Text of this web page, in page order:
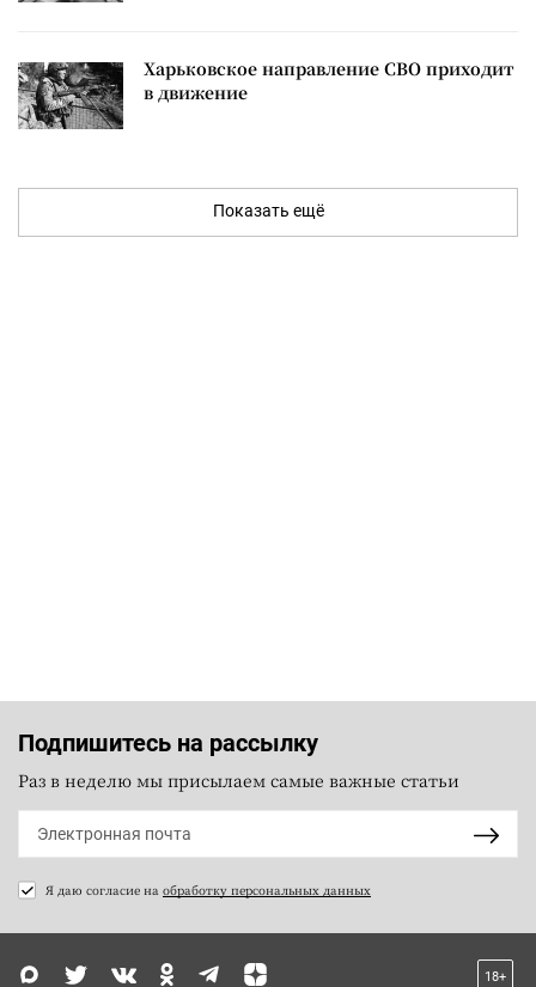
Харьковское направление СВО приходит
в движение
Показать ещё
Подпишитесь на рассылку
Раз в неделю мы присылаем самые важные статьи
Я даю согласие на обработку персональных данных
18+